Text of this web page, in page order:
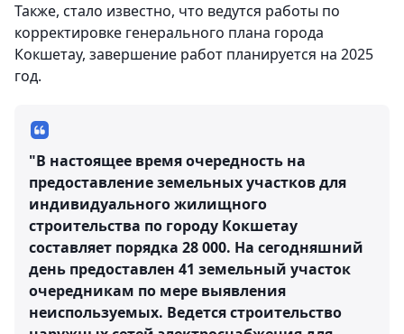
Также, стало известно, что ведутся работы по
корректировке генерального плана города
Кокшетау, завершение работ планируется на 2025
год.
"В настоящее время очередность на
предоставление земельных участков для
индивидуального жилищного
строительства по городу Кокшетау
составляет порядка 28 000. На сегодняшний
день предоставлен 41 земельный участок
очередникам по мере выявления
неиспользуемых. Ведется строительство